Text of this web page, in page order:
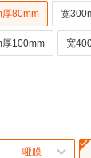
80mm 宽
100mm 宽
哑膜 